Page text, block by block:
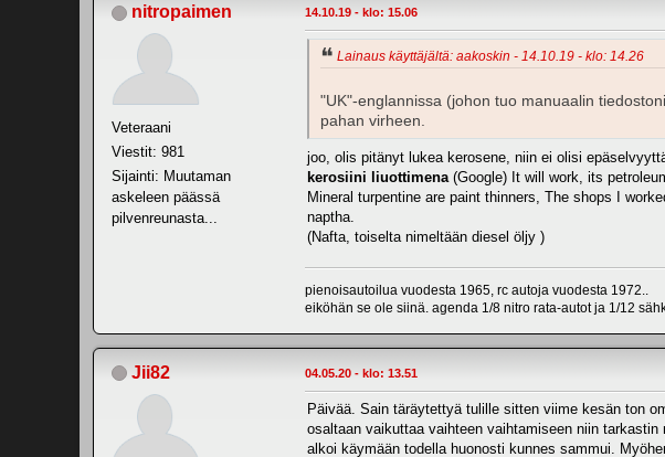
nitropaimen
Veteraani
Viestit: 981
Sijainti: Muutaman
askeleen päässä
pilvenreunasta...
14.10.19 - klo: 15.06
Lainaus käyttäjältä: aakoskin - 14.10.19 - klo: 14.26
"UK"-englannissa (johon tuo manuaalin
pahan virheen.
joo, olis pitänyt lukea kerosene, niin ei olisi
kerosiini liuottimena (Google) It will work, its
Mineral turpentine are paint thinners, The shops I
naptha.
(Nafta, toiselta nimeltään diesel öljy )
pienoisautoilua vuodesta 1965, rc autoja vuodesta 1972..
eiköhän se ole siinä. agenda 1/8 nitro rata-autot ja 1/12
Jii82 04.05.20 - klo: 13.51
Päivää. Sain täräytettyä tulille sitten viime kesän ton
osaltaan vaikuttaa vaihteen vaihtamiseen niin
alkoi käymään todella huonosti kunnes sammui.